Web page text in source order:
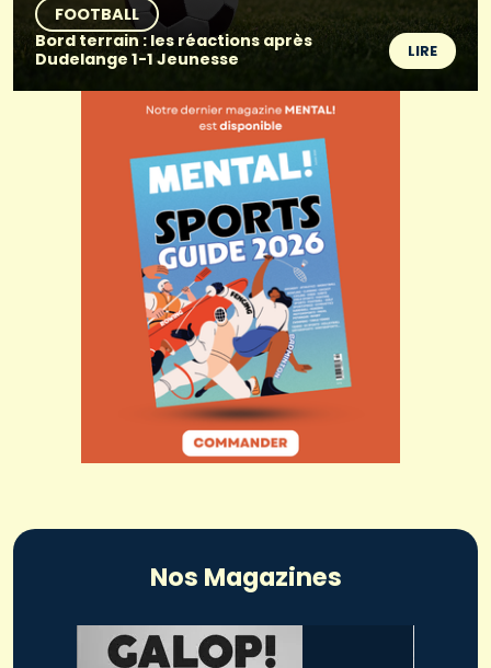
FOOTBALL
Bord terrain : les réactions après
Dudelange 1-1 Jeunesse
LIRE
Nos Magazines